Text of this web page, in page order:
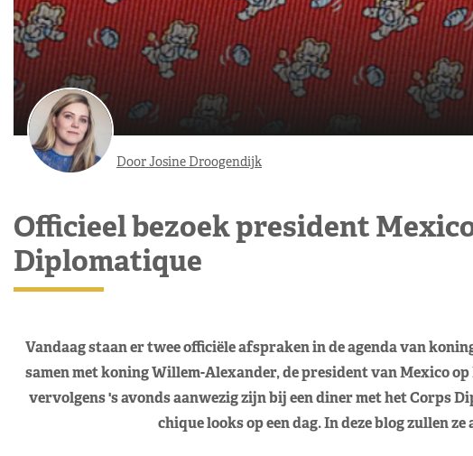
Door Josine Droogendijk
Officieel bezoek president
Diplomatique
Vandaag staan er twee officiële afspraken in de agenda van
samen met koning Willem-Alexander, de president van Mexico
vervolgens 's avonds aanwezig zijn bij een diner met het Corps
chique looks op een dag. In deze blog zullen